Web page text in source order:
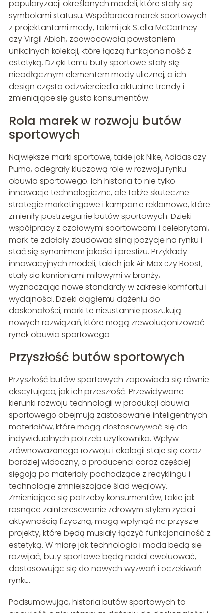
popularyzacji określonych modeli, które stały się
symbolami statusu. Współpraca marek sportowych
z projektantami mody, takimi jak Stella McCartney
czy Virgil Abloh, zaowocowała powstaniem
unikalnych kolekcji, które łączą funkcjonalność z
estetyką. Dzięki temu buty sportowe stały się
nieodłącznym elementem mody ulicznej, a ich
design często odzwierciedla aktualne trendy i
zmieniające się gusta konsumentów.
Rola marek w rozwoju butów
sportowych
Największe marki sportowe, takie jak Nike, Adidas czy
Puma, odegrały kluczową rolę w rozwoju rynku
obuwia sportowego. Ich historia to nie tylko
innowacje technologiczne, ale także skuteczne
strategie marketingowe i kampanie reklamowe, które
zmieniły postrzeganie butów sportowych. Dzięki
współpracy z czołowymi sportowcami i celebrytami,
marki te zdołały zbudować silną pozycję na rynku i
stać się synonimem jakości i prestiżu. Przykłady
innowacyjnych modeli, takich jak Air Max czy Boost,
stały się kamieniami milowymi w branży,
wyznaczając nowe standardy w zakresie komfortu i
wydajności. Dzięki ciągłemu dążeniu do
doskonałości, marki te nieustannie poszukują
nowych rozwiązań, które mogą zrewolucjonizować
rynek obuwia sportowego.
Przyszłość butów sportowych
Przyszłość butów sportowych zapowiada się równie
ekscytująco, jak ich przeszłość. Przewidywane
kierunki rozwoju technologii w produkcji obuwia
sportowego obejmują zastosowanie inteligentnych
materiałów, które mogą dostosowywać się do
indywidualnych potrzeb użytkownika. Wpływ
zrównoważonego rozwoju i ekologii staje się coraz
bardziej widoczny, a producenci coraz częściej
sięgają po materiały pochodzące z recyklingu i
technologie zmniejszające ślad węglowy.
Zmieniające się potrzeby konsumentów, takie jak
rosnące zainteresowanie zdrowym stylem życia i
aktywnością fizyczną, mogą wpłynąć na przyszłe
projekty, które będą musiały łączyć funkcjonalność z
estetyką. W miarę jak technologia i moda będą się
rozwijać, buty sportowe będą nadal ewoluować,
dostosowując się do nowych wyzwań i oczekiwań
rynku.
Podsumowując, historia butów sportowych to